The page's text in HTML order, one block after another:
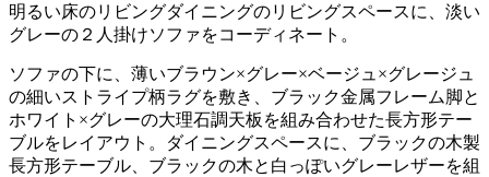
明るい床のリビングダイニングのリビングスペースに、淡い
グレーの２人掛けソファをコーディネート。
ソファの下に、薄いブラウン×グレー×ベージュ×グレージュ
の細いストライプ柄ラグを敷き、ブラック金属フレーム脚と
ホワイト×グレーの大理石調天板を組み合わせた長方形テー
ブルをレイアウト。ダイニングスペースに、ブラックの木製
長方形テーブル、ブラックの木と白っぽいグレーレザーを組